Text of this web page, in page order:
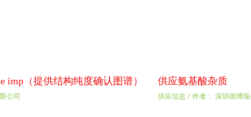
imp（提供结构纯度确认图谱）
公司
供应氨基酸杂质
供应信息 / 作者： 深圳德博